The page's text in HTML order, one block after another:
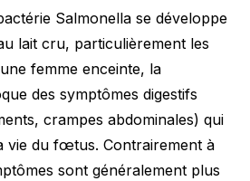
Salmonella se développe
lait cru, particulièrement les
femme enceinte, la
des symptômes digestifs
crampes abdominales) qui
vie du fœtus. Contrairement à
sont généralement plus